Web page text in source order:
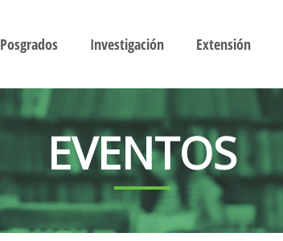
Posgrados Investigación Extensión
EVENTOS